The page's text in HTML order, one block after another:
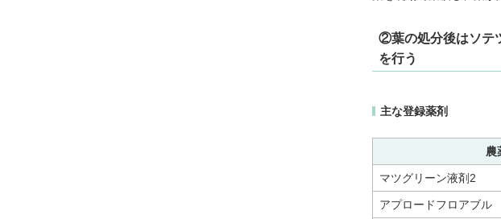
②葉の処分後はソテ
を行う
主な登録薬剤
農
マツグリーン液剤2
アプロードフロアブル